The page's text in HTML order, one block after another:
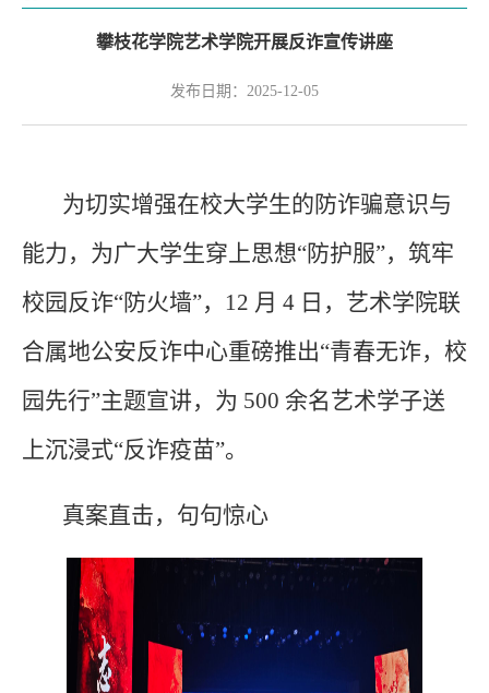
攀枝花学院艺术学院开展反诈宣传讲座
发布日期：2025-12-05
为切实增强在校大学生的防诈骗意识与
能力，为广大学生穿上思想“防护服”，筑牢
校园反诈“防火墙”，12 月 4 日，艺术学院联
合属地公安反诈中心重磅推出“青春无诈，校
园先行”主题宣讲，为 500 余名艺术学子送
上沉浸式“反诈疫苗”。
真案直击，句句惊心